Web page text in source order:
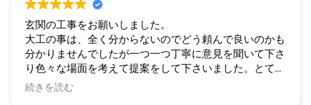
玄関の工事をお願いしました。
大工の事は、全く分からないのでどう頼んで良いのかも
分かりませんでしたが一つ一つ丁寧に意見を聞いて下さ
り色々な場面を考えて提案をして下さいました。とても
分かりやすい説明でこちら側に色々合わせていただき大
変助かりました。相談する前は、とても不安定でしたが
続きを読む